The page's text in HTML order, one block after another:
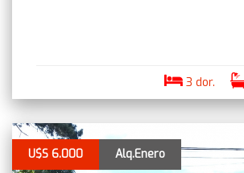
3 dor.
U$S 6.000 Alq.Enero